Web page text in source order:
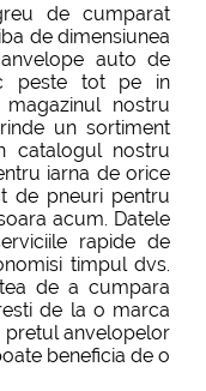
de cumparat
de dimensiunea
auto de
peste tot pe in
nostru
un sortiment
catalogul nostru
iarna de orice
de pneuri pentru
acum. Datele
rapide de
timpul dvs.
de a cumpara
de la o marca
pretul anvelopelor
beneficia de o